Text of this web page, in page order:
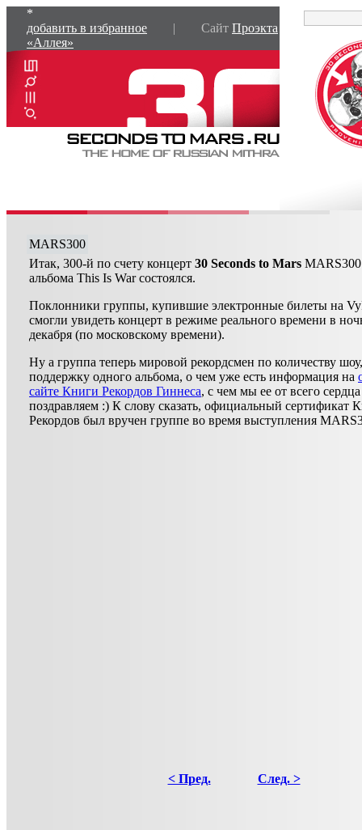
*
добавить в избранное
| Сайт Проэкта
«Аллея»
MARS300
Итак, 300-й по счету концерт 30 Seconds to Mars
альбома This Is War состоялся.
Поклонники группы, купившие электронные билеты на
смогли увидеть концерт в режиме реального времени в
декабря (по московскому времени).
Ну а группа теперь мировой рекордсмен по количеству
поддержку одного альбома, о чем уже есть информация на
сайте Книги Рекордов Гиннеса, с чем мы ее от всего
поздравляем :) К слову сказать, официальный сертификат
Рекордов был вручен группе во время выступления
< Пред. След. >